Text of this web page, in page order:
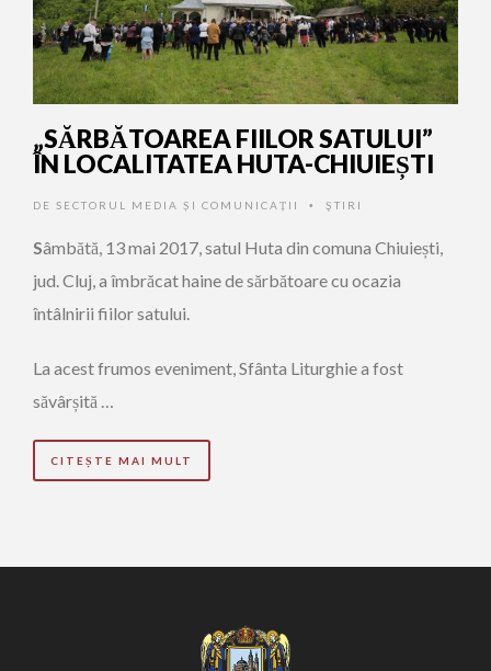
„SĂRBĂTOAREA FIILOR SATULUI”
ÎN LOCALITATEA HUTA-CHIUIEȘTI
DE SECTORUL MEDIA ȘI COMUNICAȚII • ŞTIRI
Sâmbătă, 13 mai 2017, satul Huta din comuna Chiuiești,
jud. Cluj, a îmbrăcat haine de sărbătoare cu ocazia
întâlnirii fiilor satului.
La acest frumos eveniment, Sfânta Liturghie a fost
săvârșită …
CITEȘTE MAI MULT